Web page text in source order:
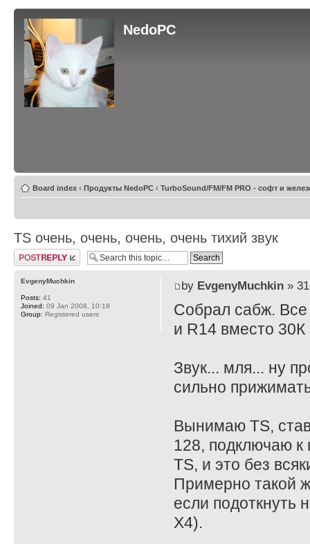
NedoPC
Board index ‹ Продукты NedoPC ‹ TurboSound/FM/FM PRO - софт и
TS очень, очень, очень, очень тихий звук
Post a reply
by EvgenyMuchkin» 31
Собрал сабж.
и R14 вместо 30К
Звук... мля... ну
сильно
Вынимаю TS,
128, подключаю к
TS, и это без
Примерно такой
если подоткнуть
X4).
EvgenyMuchkin
Posts: 41
Joined: 09 Jan 2008, 10:18
Group: Registered users